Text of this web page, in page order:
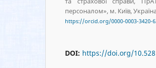
персоналом», м. Київ,
https://orcid.org/0000-0003-3420-
DOI: https://doi.org/